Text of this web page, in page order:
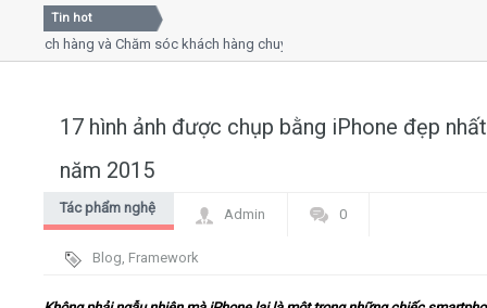
Close
Home
Video
Tin hot
hàng và Chăm sóc khách hàng chuyên nghiệp
17 hình ảnh được chụp bằng iPhone đẹp nhất
năm 2015
Tác phẩm nghệ
Admin 0
Blog, Framework